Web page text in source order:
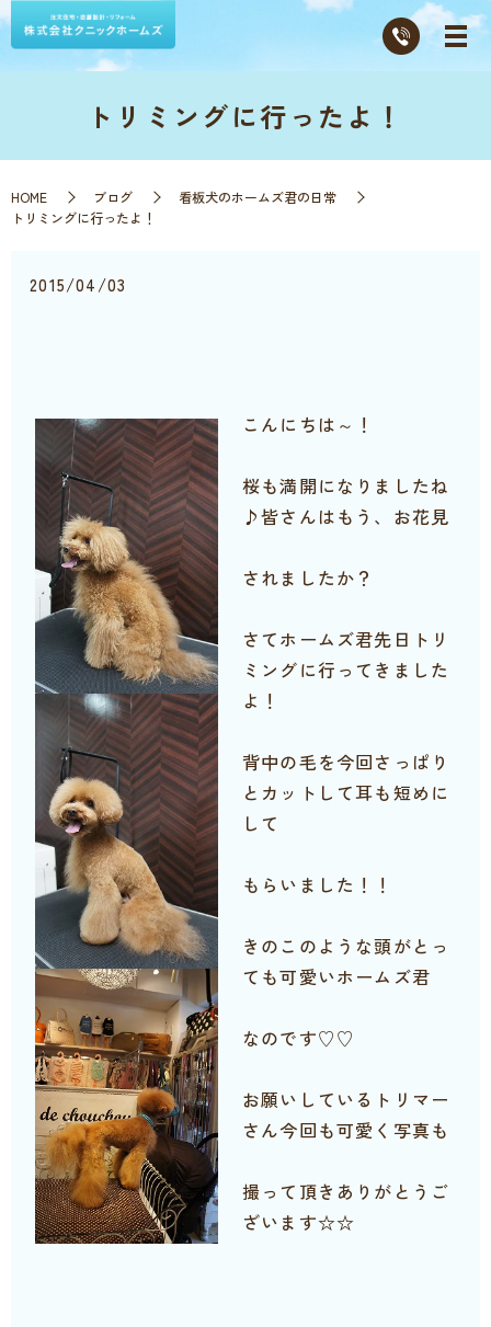
トリミングに行ったよ！
HOME ブログ
看板犬のホームズ君の日常
トリミングに行ったよ！
2015/04/03
こんにちは～！
桜も満開になりましたね
♪皆さんはもう、お花見
されましたか？
さてホームズ君先日トリ
ミングに行ってきました
よ！
背中の毛を今回さっぱり
とカットして耳も短めに
して
もらいました！！
きのこのような頭がとっ
ても可愛いホームズ君
なのです♡♡
お願いしているトリマー
さん今回も可愛く写真も
撮って頂きありがとうご
ざいます☆☆